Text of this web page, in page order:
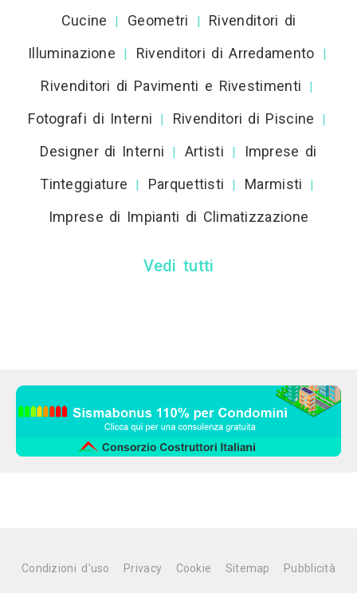
Cucine
| Geometri |
Rivenditori di
Illuminazione
| Rivenditori di Arredamento |
Rivenditori di Pavimenti e Rivestimenti |
Fotografi di Interni | Rivenditori di Piscine |
Designer di Interni | Artisti |
Imprese di
Tinteggiature
| Parquettisti | Marmisti |
Imprese di Impianti di Climatizzazione
Vedi tutti
Condizioni d'uso Privacy Cookie Sitemap Pubblicità